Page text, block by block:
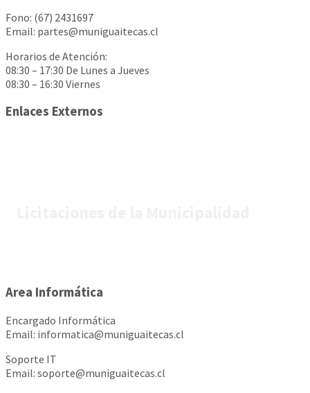
Fono: (67) 2431697
Email: partes@muniguaitecas.cl
Horarios de Atención:
08:30 – 17:30 De Lunes a Jueves
08:30 – 16:30 Viernes
Enlaces Externos
Area Informática
Encargado Informática
Email: informatica@muniguaitecas.cl
Soporte IT
Email: soporte@muniguaitecas.cl